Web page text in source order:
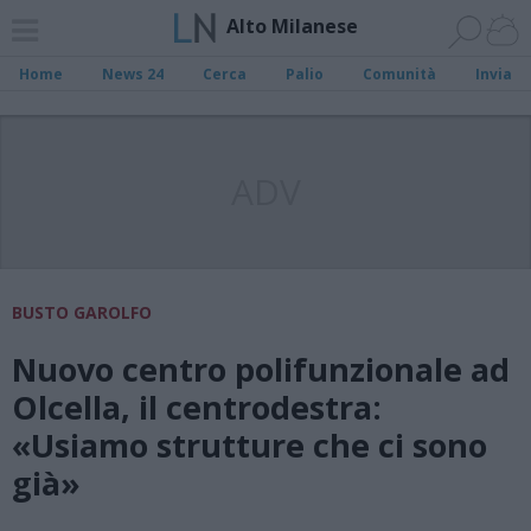
Alto Milanese
Home News 24 Cerca Palio Comunità Invia
BUSTO GAROLFO
Nuovo centro polifunzionale ad
Olcella, il centrodestra:
«Usiamo strutture che ci sono
già»